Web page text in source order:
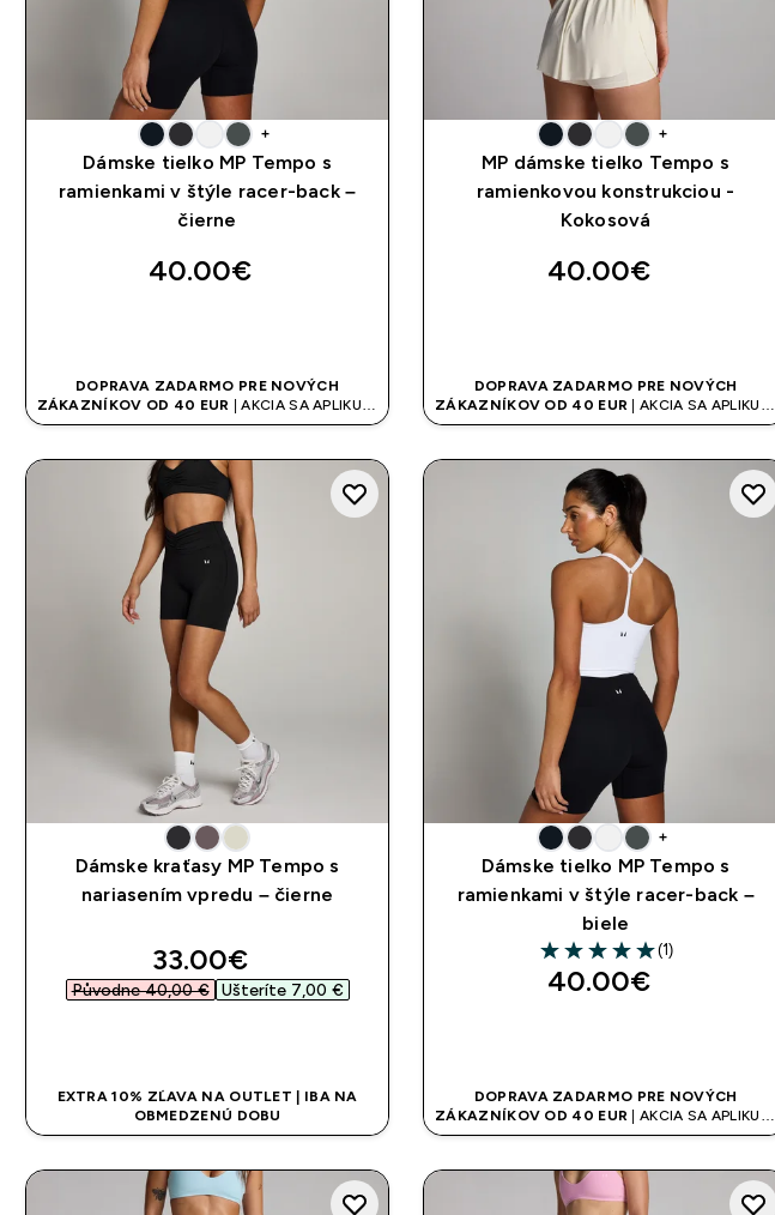
+
Dámske tielko MP Tempo s
ramienkami v štýle racer-back –
čierne
40.00€‎
DOPRAVA ZADARMO PRE NOVÝCH
ZÁKAZNÍKOV OD 40 EUR
| AKCIA SA APLIKUJE
AUTOMATICKY
+
MP dámske tielko Tempo s
ramienkovou konstrukciou -
Kokosová
40.00€‎
DOPRAVA ZADARMO PRE NOVÝCH
ZÁKAZNÍKOV OD 40 EUR | AKCIA SA APLIKUJE
AUTOMATICKY
Dámske kraťasy MP Tempo s
nariasením vpredu – čierne
discounted price
33.00€‎
Původne 40,00 €‎ Ušteríte 7,00 €‎
EXTRA 10% ZĽAVA NA OUTLET | IBA NA
OBMEDZENÚ DOBU
+
Dámske tielko MP Tempo s
ramienkami v štýle racer-back –
biele
5 out of 5 stars
(1)
40.00€‎
DOPRAVA ZADARMO PRE NOVÝCH
ZÁKAZNÍKOV OD 40 EUR | AKCIA SA APLIKUJE
AUTOMATICKY